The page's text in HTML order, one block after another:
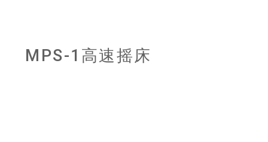
MPS-1高速摇床